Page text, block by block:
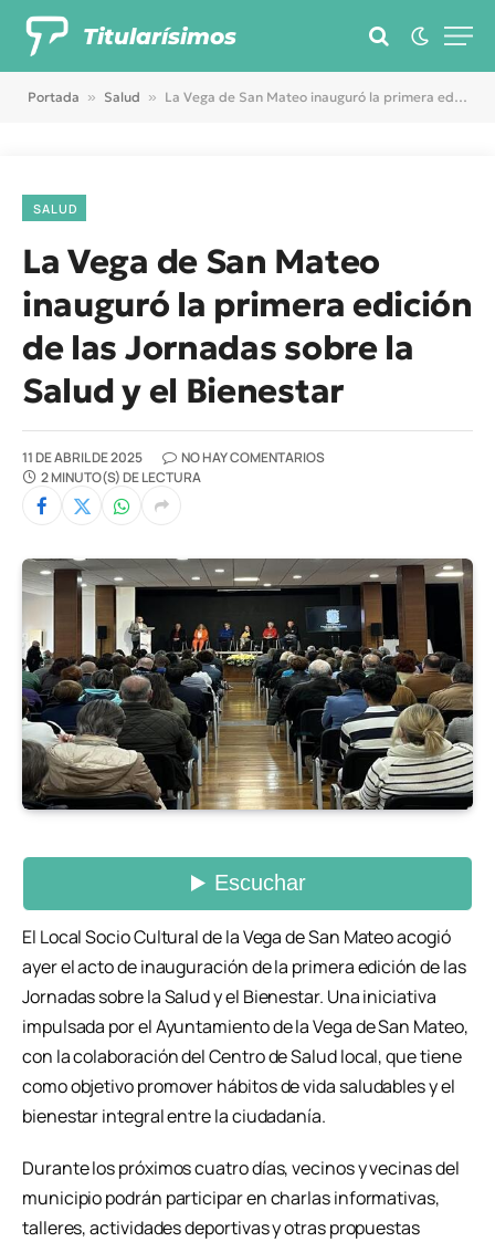
Titularísimos
Portada » Salud » La Vega de San Mateo inauguró la primera edición de las Jornadas sobre la Salud y el Bienestar
SALUD
La Vega de San Mateo
inauguró la primera edición
de las Jornadas sobre la
Salud y el Bienestar
11 DE ABRIL DE 2025
NO HAY COMENTARIOS
2 MINUTO(S) DE LECTURA
El Local Socio Cultural de la Vega de San Mateo acogió
ayer el acto de inauguración de la primera edición de las
Jornadas sobre la Salud y el Bienestar. Una iniciativa
impulsada por el Ayuntamiento de la Vega de San Mateo,
con la colaboración del Centro de Salud local, que tiene
como objetivo promover hábitos de vida saludables y el
bienestar integral entre la ciudadanía.
Durante los próximos cuatro días, vecinos y vecinas del
municipio podrán participar en charlas informativas,
talleres, actividades deportivas y otras propuestas